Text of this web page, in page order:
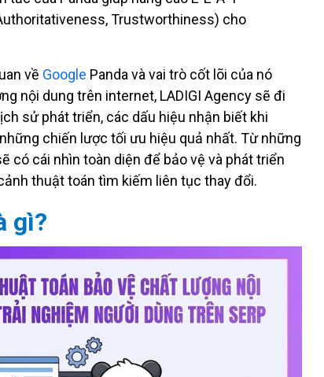
Trustworthiness) cho
về Google Panda và vai trò cốt lõi của nó
nội dung trên internet, LADIGI Agency sẽ đi
sử phát triển, các dấu hiệu nhận biết khi
chiến lược tối ưu hiệu quả nhất. Từ những
có cái nhìn toàn diện để bảo vệ và phát triển
thuật toán tìm kiếm liên tục thay đổi.
gì?